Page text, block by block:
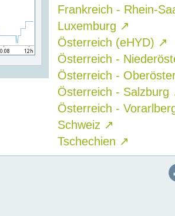
Frankreich - Rhein-
Luxemburg ↗
Österreich (eHYD) ↗
Österreich -
Österreich -
Österreich - Salzburg
Österreich -
Schweiz ↗
Tschechien ↗